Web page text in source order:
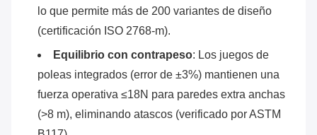
lo que permite más de 200 variantes de diseño
(certificación ISO 2768-m).
Equilibrio con contrapeso‌: Los juegos de
poleas integrados (error de ±3%) mantienen una
fuerza operativa ≤18N para paredes extra anchas
(>8 m), eliminando atascos (verificado por ASTM